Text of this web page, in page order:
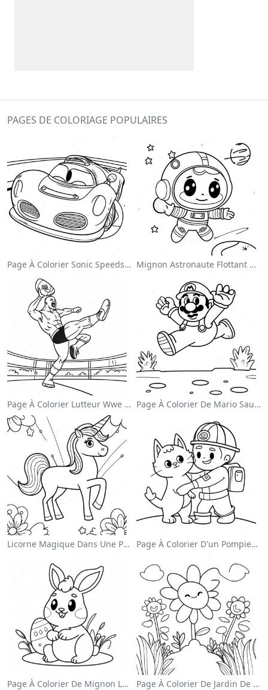
PAGES DE COLORIAGE POPULAIRES
Page À Colorier Sonic Speedster Mignon Astronaute Flottant Dans L'espace Page À Colorier
Page À Colorier Lutteur Wwe Sautant Sur Un Adversaire Page À Colorier De Mario Sautant Par-Dessus Des Goombas
Licorne Magique Dans Une Page À Colorier Arc-En-Ciel Page À Colorier D'un Pompier Courageux Sauvant Un Chat
Page À Colorier De Mignon Lapin De Pâques Page À Colorier De Jardin De Fleurs Colorées